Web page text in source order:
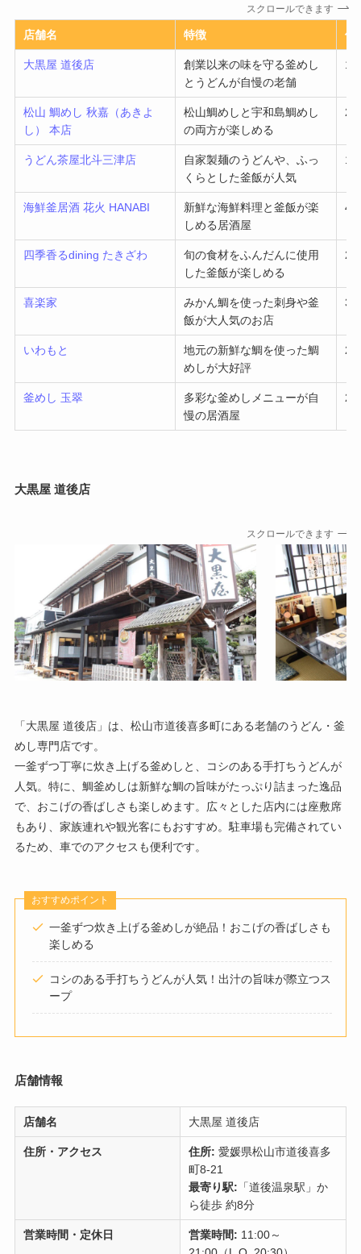
スクロールできます
店舗名 特徴 価
大黒屋 道後店
創業以来の味を守る釜めし
とうどんが自慢の老舗
松山 鯛めし 秋嘉（あきよ
し） 本店
松山鯛めしと宇和島鯛めし
の両方が楽しめる
うどん茶屋北斗三津店
自家製麺のうどんや、ふっ
くらとした釜飯が人気
海鮮釜居酒 花火 HANABI
新鮮な海鮮料理と釜飯が楽
しめる居酒屋
四季香るdining たきざわ
旬の食材をふんだんに使用
した釜飯が楽しめる
喜楽家
みかん鯛を使った刺身や釜
飯が大人気のお店
いわもと
地元の新鮮な鯛を使った鯛
めしが大好評
釜めし 玉翠
多彩な釜めしメニューが自
慢の居酒屋
大黒屋 道後店
スクロールできます
「大黒屋 道後店」は、松山市道後喜多町にある老舗のうどん・釜
めし専門店です。
一釜ずつ丁寧に炊き上げる釜めしと、コシのある手打ちうどんが
人気。特に、鯛釜めしは新鮮な鯛の旨味がたっぷり詰まった逸品
で、おこげの香ばしさも楽しめます。広々とした店内には座敷席
もあり、家族連れや観光客にもおすすめ。駐車場も完備されてい
るため、車でのアクセスも便利です。
おすすめポイント
一釜ずつ炊き上げる釜めしが絶品！おこげの香ばしさも
楽しめる
コシのある手打ちうどんが人気！出汁の旨味が際立つス
ープ
店舗情報
店舗名 大黒屋 道後店
住所・アクセス 住所: 愛媛県松山市道後喜多
町8-21
最寄り駅: 「道後温泉駅」か
ら徒歩 約8分
営業時間・定休日 営業時間: 11:00～